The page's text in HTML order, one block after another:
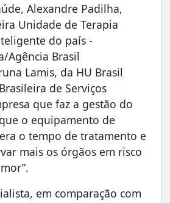
Alexandre Padilha,
Unidade de Terapia
do país -
Agência Brasil
Lamis, da HU Brasil
de Serviços
que faz a gestão do
o equipamento de
o tempo de tratamento e
mais os órgãos em risco
em comparação com